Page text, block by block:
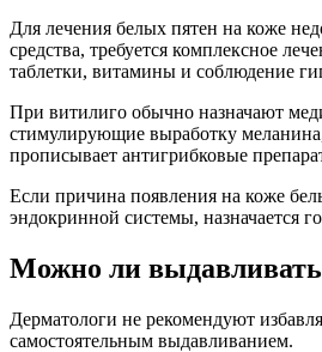
Для лечения белых пятен на коже
средства, требуется комплексное
таблетки, витамины и соблюдение
При витилиго обычно назначают
стимулирующие выработку
прописывает антигрибковые
Если причина появления на коже
эндокринной системы, назначается
Можно ли
Дерматологи не рекомендуют
самостоятельным выдавливанием.